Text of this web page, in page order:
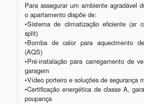
Para assegurar um ambiente agradável
o apartamento dispõe de:
•Sistema de climatização eficiente (ar
split)
•Bomba de calor para aquecimento
(AQS)
•Pré-instalação para carregamento de
garagem
•Vídeo porteiro e soluções de segurança
•Certificação energética de classe A,
poupança